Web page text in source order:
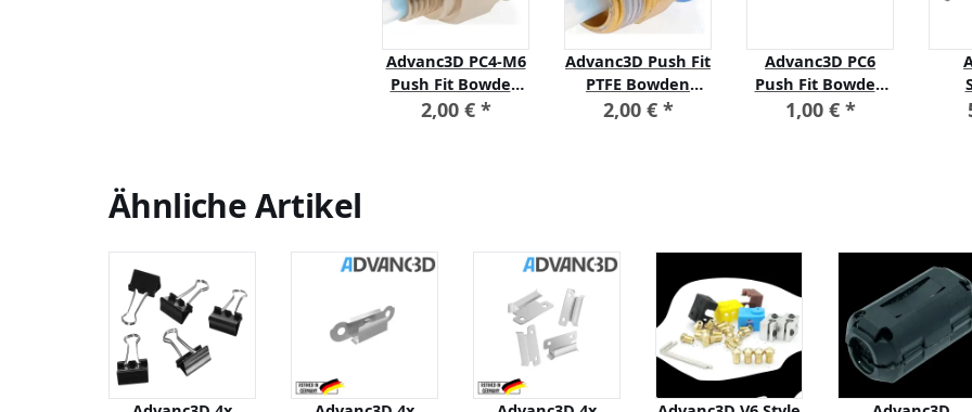
Advanc3D PC4-M6
Push Fit Bowden
Kupplung 4mm
2,00 € *
Advanc3D Push Fit
PTFE Bowden
Kupplung PC4-
2,00 € *
Advanc3D PC6
Push Fit Bowden
Adapter 6mm Clip
1,00 € *
Ähnliche Artikel